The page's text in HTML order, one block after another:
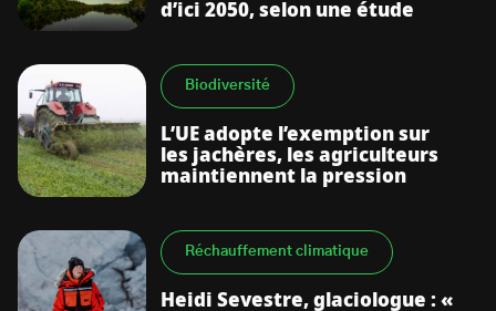
d’ici 2050, selon une étude
Biodiversité
L’UE adopte l’exemption sur
les jachères, les agriculteurs
maintiennent la pression
Réchauffement climatique
Heidi Sevestre, glaciologue : «